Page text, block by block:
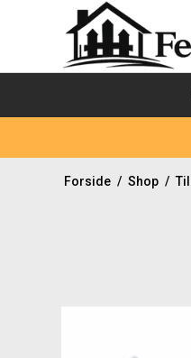
Forside / Shop /